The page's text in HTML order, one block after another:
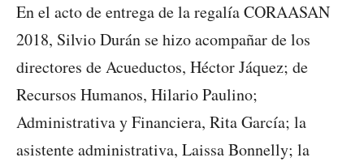
En el acto de entrega de la regalía CORAASAN
2018, Silvio Durán se hizo acompañar de los
directores de Acueductos, Héctor Jáquez; de
Recursos Humanos, Hilario Paulino;
Administrativa y Financiera, Rita García; la
asistente administrativa, Laissa Bonnelly; la